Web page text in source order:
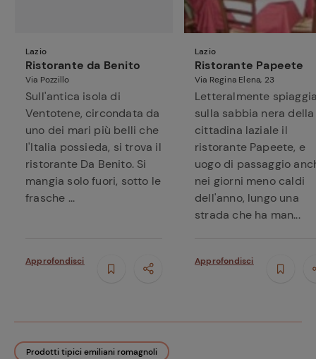
Lazio
Ristorante da Benito
Via Pozzillo
Sull'antica isola di
Ventotene, circondata da
uno dei mari più belli che
l'Italia possieda, si trova il
ristorante Da Benito. Si
mangia solo fuori, sotto le
frasche ...
Approfondisci
Lazio
Ristorante Papeete
Via Regina Elena, 23
Letteralmente
sulla sabbia nera della
cittadina laziale il
ristorante Papeete, e
uogo di passaggio
nei giorni meno caldi
dell'anno, lungo una
strada che ha man...
Approfondisci
Prodotti tipici emiliani romagnoli